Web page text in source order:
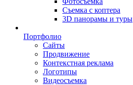
Съемка с коптера
3D панорамы и туры
Портфолио
Сайты
Продвижение
Контекстная реклама
Логотипы
Видеосъемка